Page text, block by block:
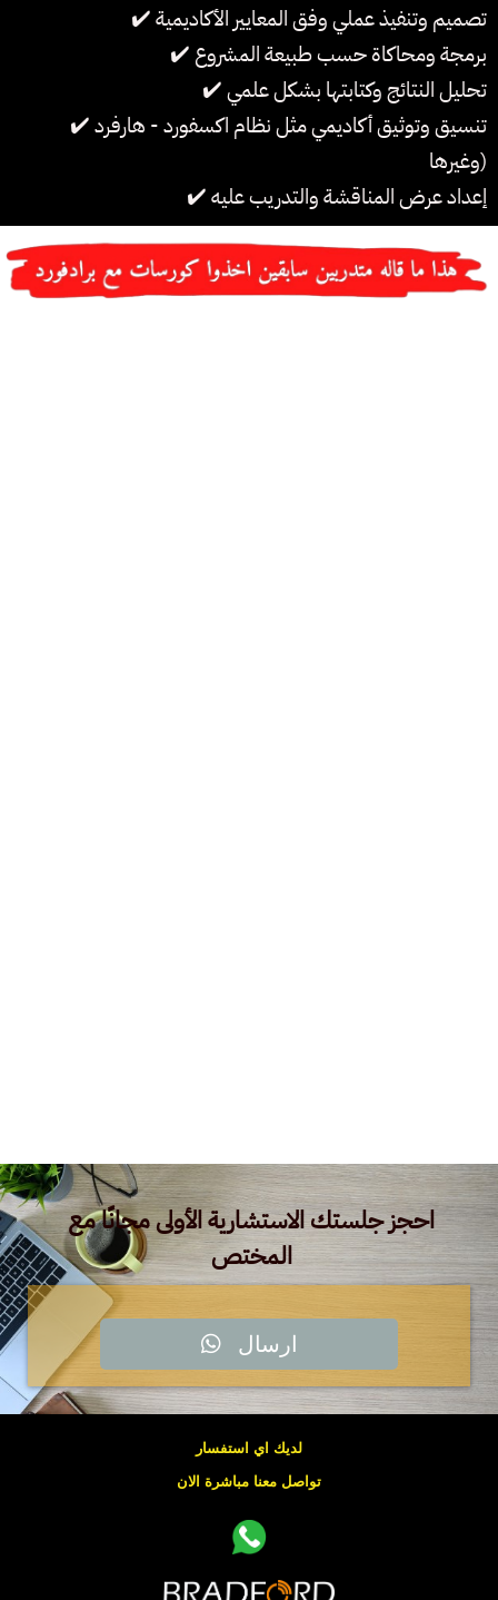
✔️ تصميم وتنفيذ عملي وفق المعايير الأكاديمية
✔️ برمجة ومحاكاة حسب طبيعة المشروع
✔️ تحليل النتائج وكتابتها بشكل علمي
✔️ تنسيق وتوثيق أكاديمي مثل نظام اكسفورد - هارفرد
وغيرها)
✔️ إعداد عرض المناقشة والتدريب عليه
احجز جلستك الاستشارية الأولى مجانًا مع
المختص
ارسال
لديك اي استفسار
تواصل معنا مباشرة الان